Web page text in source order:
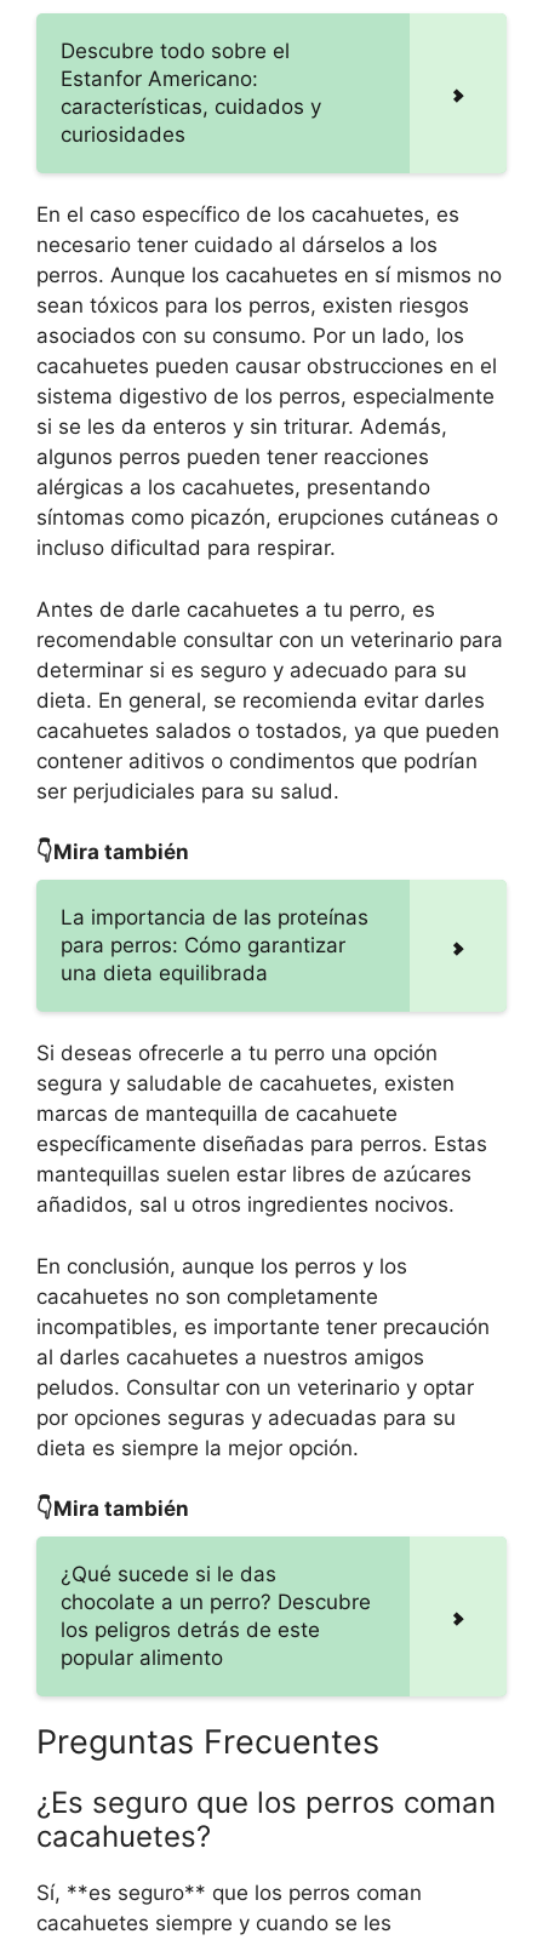
Descubre todo sobre el
Estanfor Americano:
características, cuidados y
curiosidades
En el caso específico de los cacahuetes, es
necesario tener cuidado al dárselos a los
perros. Aunque los cacahuetes en sí mismos no
sean tóxicos para los perros, existen riesgos
asociados con su consumo. Por un lado, los
cacahuetes pueden causar obstrucciones en el
sistema digestivo de los perros, especialmente
si se les da enteros y sin triturar. Además,
algunos perros pueden tener reacciones
alérgicas a los cacahuetes, presentando
síntomas como picazón, erupciones cutáneas o
incluso dificultad para respirar.
Antes de darle cacahuetes a tu perro, es
recomendable consultar con un veterinario para
determinar si es seguro y adecuado para su
dieta. En general, se recomienda evitar darles
cacahuetes salados o tostados, ya que pueden
contener aditivos o condimentos que podrían
ser perjudiciales para su salud.
👇Mira también
La importancia de las proteínas
para perros: Cómo garantizar
una dieta equilibrada
Si deseas ofrecerle a tu perro una opción
segura y saludable de cacahuetes, existen
marcas de mantequilla de cacahuete
específicamente diseñadas para perros. Estas
mantequillas suelen estar libres de azúcares
añadidos, sal u otros ingredientes nocivos.
En conclusión, aunque los perros y los
cacahuetes no son completamente
incompatibles, es importante tener precaución
al darles cacahuetes a nuestros amigos
peludos. Consultar con un veterinario y optar
por opciones seguras y adecuadas para su
dieta es siempre la mejor opción.
👇Mira también
¿Qué sucede si le das
chocolate a un perro? Descubre
los peligros detrás de este
popular alimento
Preguntas Frecuentes
¿Es seguro que los perros coman
cacahuetes?
Sí, **es seguro** que los perros coman
cacahuetes siempre y cuando se les